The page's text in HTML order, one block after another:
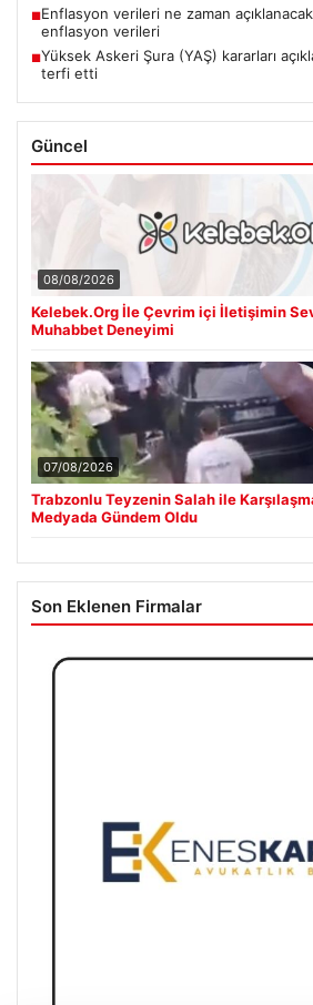
■Enflasyon verileri ne zaman
enflasyon verileri
■Yüksek Askeri Şura (YAŞ) kararları
terfi etti
Güncel
08/08/2026
Kelebek.Org İle Çevrim içi İletişimin
Muhabbet Deneyimi
07/08/2026
Trabzonlu Teyzenin Salah ile
Medyada Gündem Oldu
Son Eklenen Firmalar